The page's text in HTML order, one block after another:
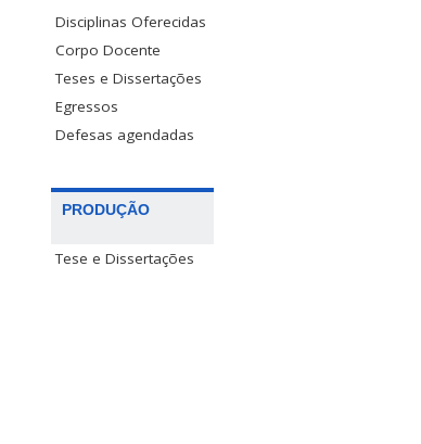
Disciplinas Oferecidas
Corpo Docente
Teses e Dissertações
Egressos
Defesas agendadas
PRODUÇÃO
Tese e Dissertações